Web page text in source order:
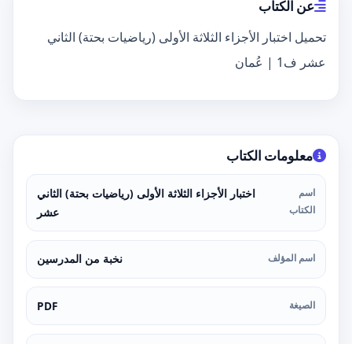
عن الكتاب
تحميل اختبار الأجزاء الثلاثة الأولى (رياضيات بحتة) الثاني
عشر ف1 | عُمان
معلومات الكتاب
اسم
الكتاب
اختبار الأجزاء الثلاثة الأولى (رياضيات بحتة) الثاني
عشر
اسم المؤلف نخبة من المدرسين
الصيغة PDF